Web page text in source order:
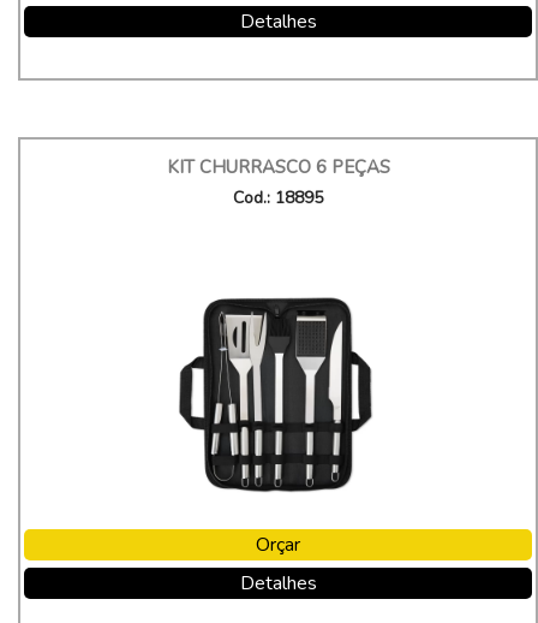
Detalhes
KIT CHURRASCO 6 PEÇAS
Cod.: 18895
Orçar
Detalhes